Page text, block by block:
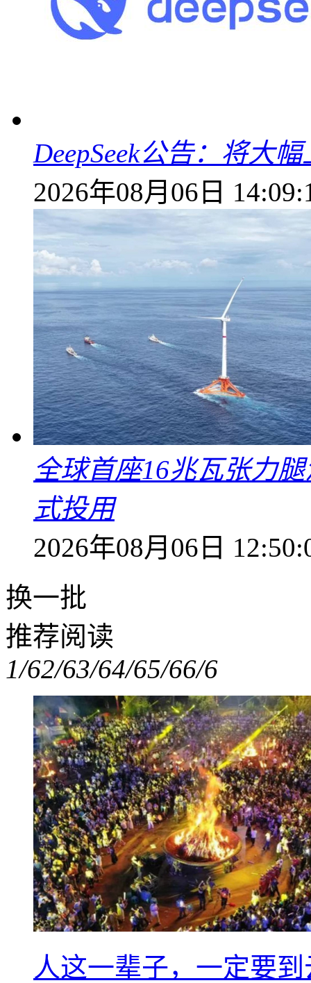
DeepSeek公告：将大
2026年08月06日
全球首座16兆瓦张力
式投用
2026年08月06日
换一批
推荐阅读
1/62/63/64/65/66/6
人这一辈子，一定要